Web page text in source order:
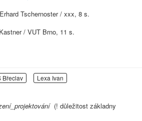
Tschernoster / xxx, 8 s.
/ VUT Brno, 11 s.
Břeclav Lexa Ivan
(! důležitost základny